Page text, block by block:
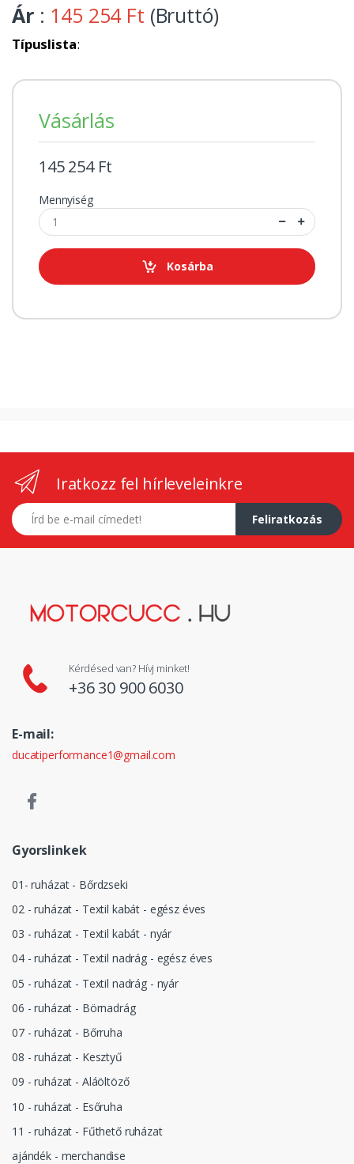
Ár : 145 254 Ft (Bruttó)
Típuslista:
Vásárlás
145 254 Ft
Mennyiség
Kosárba
Iratkozz fel hírleveleinkre
E-mail címed
Feliratkozás
Kérdésed van? Hívj minket!
+36 30 900 6030
E-mail:
ducatiperformance1@gmail.com
Gyorslinkek
01- ruházat - Bőrdzseki
02 - ruházat - Textil kabát - egész éves
03 - ruházat - Textil kabát - nyár
04 - ruházat - Textil nadrág - egész éves
05 - ruházat - Textil nadrág - nyár
06 - ruházat - Börnadrág
07 - ruházat - Bőrruha
08 - ruházat - Kesztyű
09 - ruházat - Aláöltöző
10 - ruházat - Esőruha
11 - ruházat - Fűthető ruházat
ajándék - merchandise